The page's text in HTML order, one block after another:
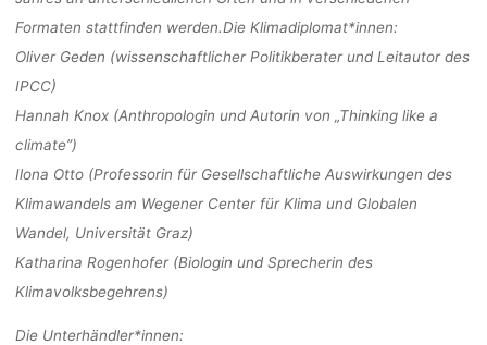
Formaten stattfinden werden.Die Klimadiplomat*innen:
Oliver Geden (wissenschaftlicher Politikberater und Leitautor des
IPCC)
Hannah Knox(Anthropologin und Autorin von „Thinking like a
climate”)
Ilona Otto(Professorin für Gesellschaftliche Auswirkungen des
Klimawandels am Wegener Center für Klima und Globalen
Wandel, Universität Graz)
Katharina Rogenhofer(Biologin und Sprecherin des
Klimavolksbegehrens)
Die Unterhändler*innen: